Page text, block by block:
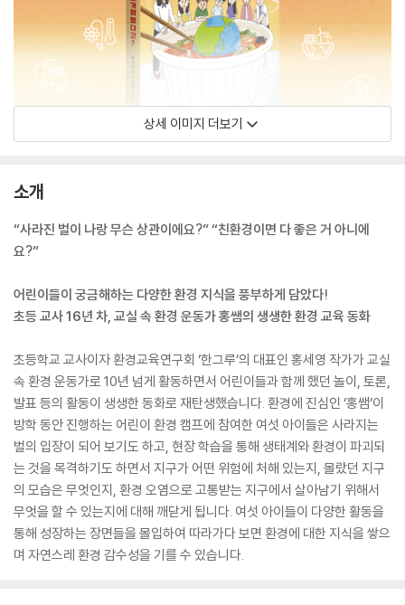
상세 이미지 더보기
소개
“사라진 벌이 나랑 무슨 상관이에요?” “친환경이면 다 좋은 거 아니에
요?”
어린이들이 궁금해하는 다양한 환경 지식을 풍부하게 담았다!
초등 교사 16년 차, 교실 속 환경 운동가 홍쌤의 생생한 환경 교육 동화
초등학교 교사이자 환경교육연구회 ‘한그루’의 대표인 홍세영 작가가 교실
속 환경 운동가로 10년 넘게 활동하면서 어린이들과 함께 했던 놀이, 토론,
발표 등의 활동이 생생한 동화로 재탄생했습니다. 환경에 진심인 ‘홍쌤’이
방학 동안 진행하는 어린이 환경 캠프에 참여한 여섯 아이들은 사라지는
벌의 입장이 되어 보기도 하고, 현장 학습을 통해 생태계와 환경이 파괴되
는 것을 목격하기도 하면서 지구가 어떤 위험에 처해 있는지, 몰랐던 지구
의 모습은 무엇인지, 환경 오염으로 고통받는 지구에서 살아남기 위해서
무엇을 할 수 있는지에 대해 깨닫게 됩니다. 여섯 아이들이 다양한 활동을
통해 성장하는 장면들을 몰입하여 따라가다 보면 환경에 대한 지식을 쌓으
며 자연스레 환경 감수성을 기를 수 있습니다.